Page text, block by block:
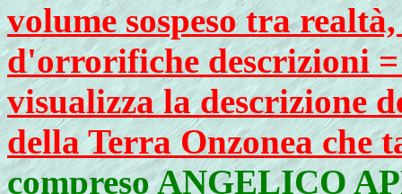
volume sospeso tra
d'orrorifiche descrizioni
visualizza la descrizione
della Terra Onzonea che
compreso ANGELICO